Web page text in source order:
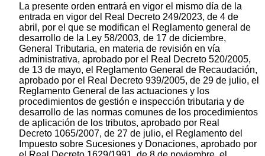
La presente orden entrará en vigor el mismo día de la
entrada en vigor del Real Decreto 249/2023, de 4 de
abril, por el que se modifican el Reglamento general de
desarrollo de la Ley 58/2003, de 17 de diciembre,
General Tributaria, en materia de revisión en vía
administrativa, aprobado por el Real Decreto 520/2005,
de 13 de mayo, el Reglamento General de Recaudación,
aprobado por el Real Decreto 939/2005, de 29 de julio, el
Reglamento General de las actuaciones y los
procedimientos de gestión e inspección tributaria y de
desarrollo de las normas comunes de los procedimientos
de aplicación de los tributos, aprobado por Real
Decreto 1065/2007, de 27 de julio, el Reglamento del
Impuesto sobre Sucesiones y Donaciones, aprobado por